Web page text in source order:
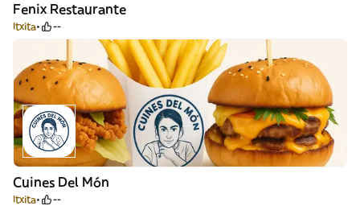
Fenix Restaurante
Itxita --
Cuines Del Món
Itxita --